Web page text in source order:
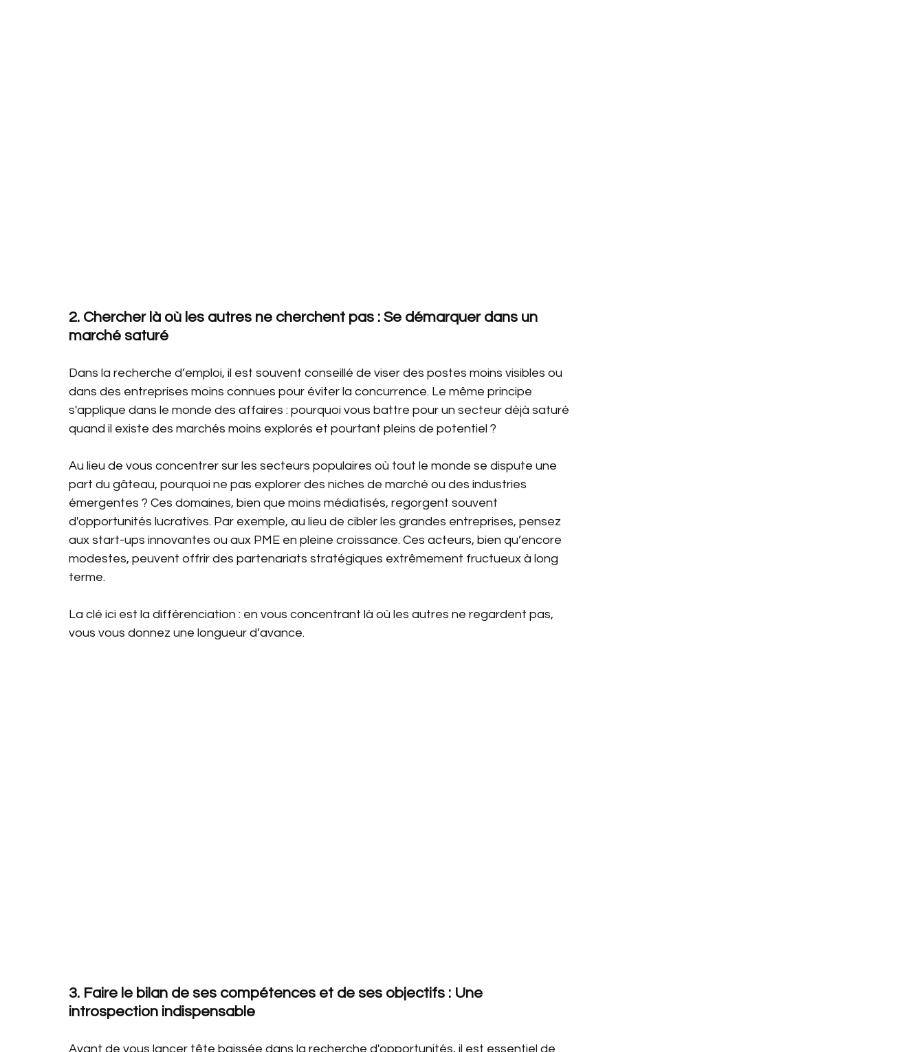
2. Chercher là où les autres ne cherchent pas : Se démarquer dans un
marché saturé
Dans la recherche d’emploi, il est souvent conseillé de viser des postes moins visibles ou
dans des entreprises moins connues pour éviter la concurrence. Le même principe
s'applique dans le monde des affaires : pourquoi vous battre pour un secteur déjà saturé
quand il existe des marchés moins explorés et pourtant pleins de potentiel ?
Au lieu de vous concentrer sur les secteurs populaires où tout le monde se dispute une
part du gâteau, pourquoi ne pas explorer des niches de marché ou des industries
émergentes ? Ces domaines, bien que moins médiatisés, regorgent souvent
d'opportunités lucratives. Par exemple, au lieu de cibler les grandes entreprises, pensez
aux start-ups innovantes ou aux PME en pleine croissance. Ces acteurs, bien qu’encore
modestes, peuvent offrir des partenariats stratégiques extrêmement fructueux à long
terme.
La clé ici est la différenciation : en vous concentrant là où les autres ne regardent pas,
vous vous donnez une longueur d’avance.
3. Faire le bilan de ses compétences et de ses objectifs : Une
introspection indispensable
Avant de vous lancer tête baissée dans la recherche d'opportunités, il est essentiel de